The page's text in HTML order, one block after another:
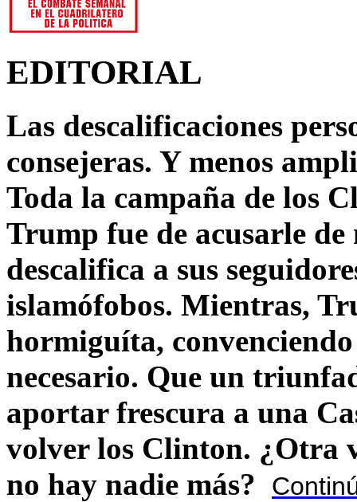
EDITORIAL
Las descalificaciones
consejeras. Y menos
Toda la campaña de los
Trump fue de acusarle
descalifica a sus
islamófobos. Mientras,
hormiguíta,
necesario. Que un
aportar frescura a una
volver los Clinton. ¿Otra
no hay nadie más?